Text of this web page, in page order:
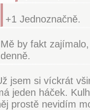
+1 Jednoznačně.
Mě by fakt
denně.
jsem si víckrát
jeden háček.
prostě nevidím